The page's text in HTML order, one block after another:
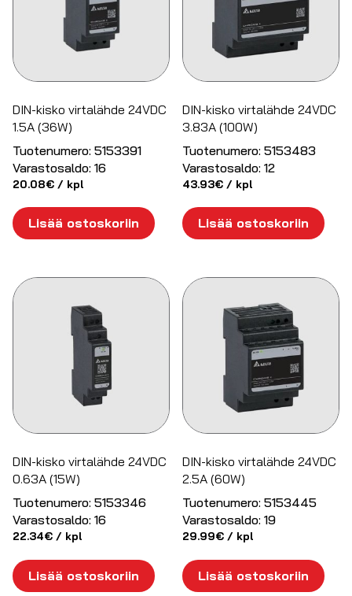
DIN-kisko virtalähde 24VDC
1.5A (36W)
Tuotenumero: 5153391
Varastosaldo: 16
20.08€ / kpl
Lisää ostoskoriin
DIN-kisko virtalähde 24VDC
3.83A (100W)
Tuotenumero: 5153483
Varastosaldo: 12
43.93€ / kpl
Lisää ostoskoriin
DIN-kisko virtalähde 24VDC
0.63A (15W)
Tuotenumero: 5153346
Varastosaldo: 16
22.34€ / kpl
Lisää ostoskoriin
DIN-kisko virtalähde 24VDC
2.5A (60W)
Tuotenumero: 5153445
Varastosaldo: 19
29.99€ / kpl
Lisää ostoskoriin